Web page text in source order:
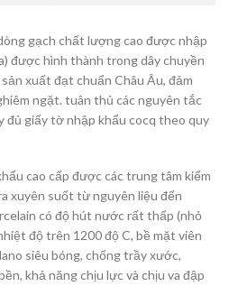
gạch chất lượng cao được nhập
được hình thành trong dây chuyền
xuất đạt chuẩn Châu Âu, đảm
ngặt. tuân thủ các nguyên tắc
đủ giấy tờ nhập khẩu cocq theo quy
cao cấp được các trung tâm kiểm
xuyên suốt từ nguyên liệu đến
có độ hút nước rất thấp (nhỏ
độ trên 1200 độ C, bề mặt viên
siêu bóng, chống trầy xước,
khả năng chịu lực và chịu va đập